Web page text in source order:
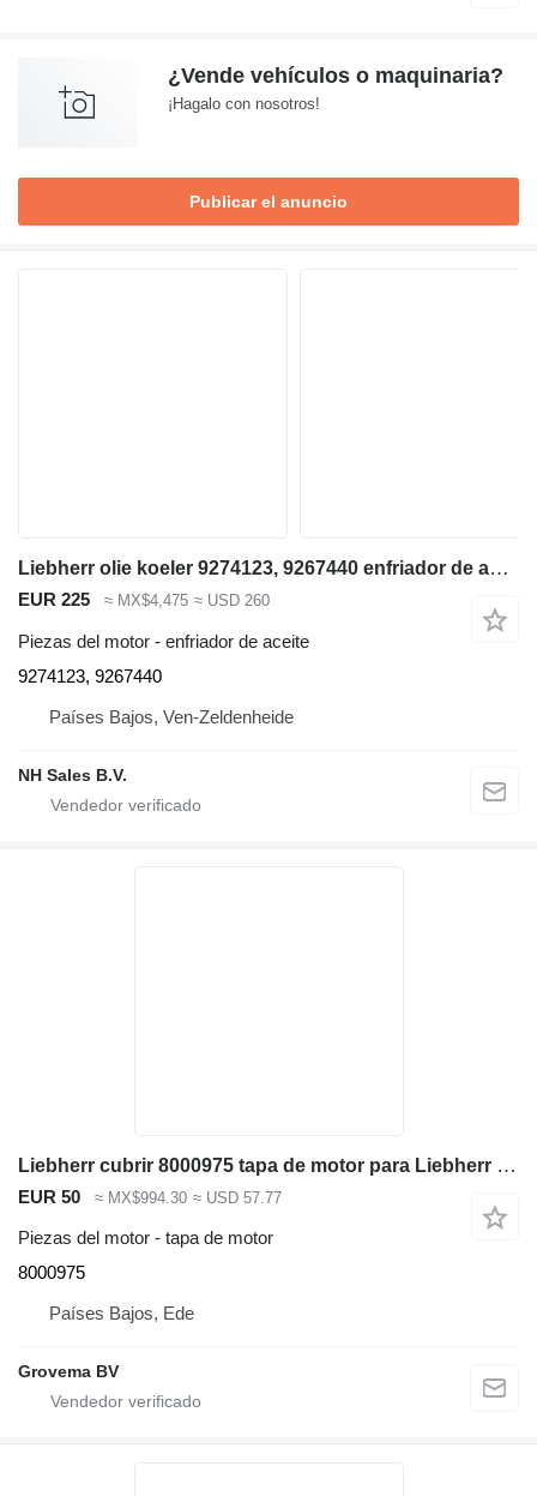
¿Vende vehículos o maquinaria?
¡Hagalo con nosotros!
Publicar el anuncio
Liebherr olie koeler 9274123, 9267440 enfriador de aceite para Liebherr A974 / P974 / R944 / R954 / R974 / R974B - A 974 / P 974 / R 944 / R 954 / R 974 / R 974 B excavadora
EUR 225 ≈ MX$4,475 ≈ USD 260
Piezas del motor - enfriador de aceite
9274123, 9267440
Países Bajos, Ven-Zeldenheide
NH Sales B.V.
Liebherr cubrir 8000975 tapa de motor para Liebherr R974B / R974 / R974 Li / R974 HD excavadora
EUR 50 ≈ MX$994.30 ≈ USD 57.77
Piezas del motor - tapa de motor
8000975
Países Bajos, Ede
Grovema BV